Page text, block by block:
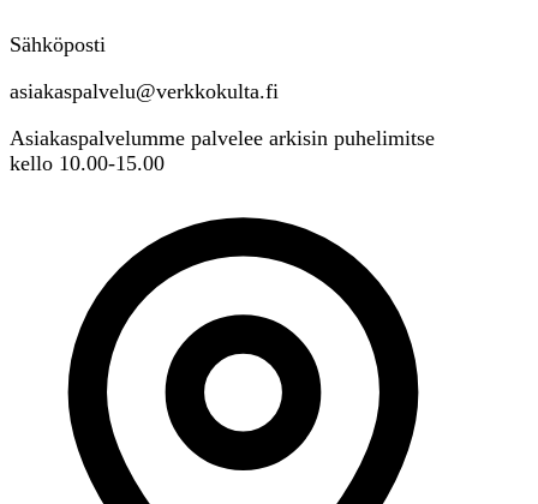
Sähköposti
asiakaspalvelu@verkkokulta.fi
Asiakaspalvelumme palvelee arkisin puhelimitse
kello 10.00-15.00